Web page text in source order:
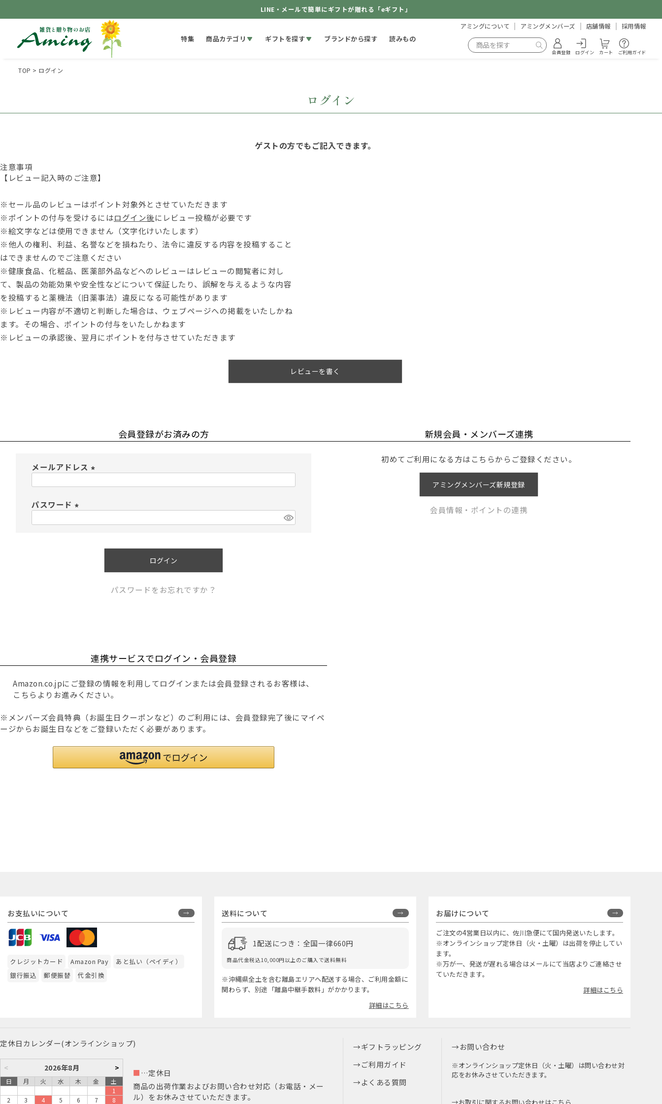
LINE・メールで簡単にギフトが贈れる「eギフト」
特集 商品カテゴリ ギフトを探す ブランドから探す 読みもの
アミングについて アミングメンバーズ 店舗情報 採用情報
会員登録 ログイン カート ご利用ガイド
TOP ログイン
ログイン
ゲストの方でもご記入できます。
注意事項
【レビュー記入時のご注意】
※セール品のレビューはポイント対象外とさせていただきます
※ポイントの付与を受けるにはログイン後にレビュー投稿が必要です
※絵文字などは使用できません（文字化けいたします）
※他人の権利、利益、名誉などを損ねたり、法令に違反する内容を投稿すること
はできませんのでご注意ください
※健康食品、化粧品、医薬部外品などへのレビューはレビューの閲覧者に対し
て、製品の効能効果や安全性などについて保証したり、誤解を与えるような内容
を投稿すると薬機法（旧薬事法）違反になる可能性があります
※レビュー内容が不適切と判断した場合は、ウェブページへの掲載をいたしかね
ます。その場合、ポイントの付与をいたしかねます
※レビューの承認後、翌月にポイントを付与させていただきます
レビューを書く
会員登録がお済みの方
メールアドレス
パスワード
ログイン
パスワードをお忘れですか？
連携サービスでログイン・会員登録
Amazon.co.jpにご登録の情報を利用してログインまたは会員登録されるお客様は、
こちらよりお進みください。
※メンバーズ会員特典（お誕生日クーポンなど）のご利用には、会員登録完了後にマイペ
ージからお誕生日などをご登録いただく必要があります。
新規会員・メンバーズ連携
初めてご利用になる方はこちらからご登録ください。
アミングメンバーズ新規登録
会員情報・ポイントの連携
お支払いについて
クレジットカード Amazon Pay
あと払い（ペイディ）
銀行振込
郵便振替 代金引換
送料について
1配送につき：全国一律660円
商品代金税込10,000円以上のご購入で送料無料
※沖縄県全土を含む離島エリアへ配送する場合、ご利用金額に
関わらず、別途「離島中継手数料」がかかります。
詳細はこちら
お届けについて
ご注文の4営業日以内に、佐川急便にて国内発送いたします。
※オンラインショップ定休日（火・土曜）は出荷を停止してい
ます。
※万が一、発送が遅れる場合はメールにて当店よりご連絡させ
ていただきます。
詳細はこちら
定休日カレンダー(オンラインショップ)
< 2026年8月 >
日 月 火 水 木 金
土
1
2
3 4 5 6 7 8
■ …定休日
商品の出荷作業およびお問い合わせ対応（お電話・メー
ル）をお休みさせていただきます。
ギフトラッピング
ご利用ガイド
よくある質問
お問い合わせ
※オンラインショップ定休日（火・土曜）は問い合わせ対
応をお休みさせていただきます。
お取引に関するお問い合わせはこちら